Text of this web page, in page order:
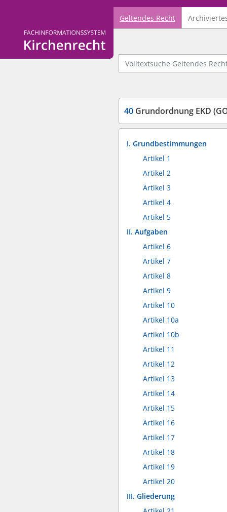
Logo Fachinformationssystem Kirchenrecht
Geltendes Recht
Volltextsuche Geltendes Recht
40 Grundordnung EKD
I. Grundbestimmungen
Artikel 1
Artikel 2
Artikel 3
Artikel 4
Artikel 5
II. Aufgaben
Artikel 6
Artikel 7
Artikel 8
Artikel 9
Artikel 10
Artikel 10a
Artikel 10b
Artikel 11
Artikel 12
Artikel 13
Artikel 14
Artikel 15
Artikel 16
Artikel 17
Artikel 18
Artikel 19
Artikel 20
III. Gliederung